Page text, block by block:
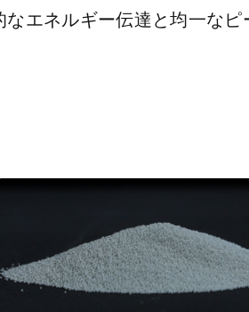
エネルギー伝達と均一な